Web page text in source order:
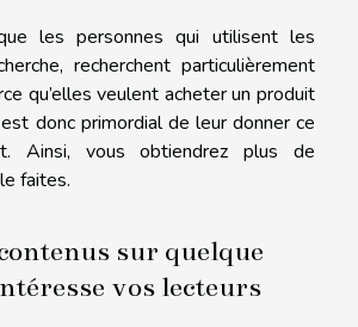
les personnes qui utilisent les
recherchent particulièrement
qu’elles veulent acheter un produit
donc primordial de leur donner ce
Ainsi, vous obtiendrez plus de
faites.
sur quelque
vos lecteurs